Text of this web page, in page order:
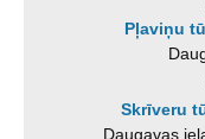
Pļaviņu
Skrīveru
Daugavas